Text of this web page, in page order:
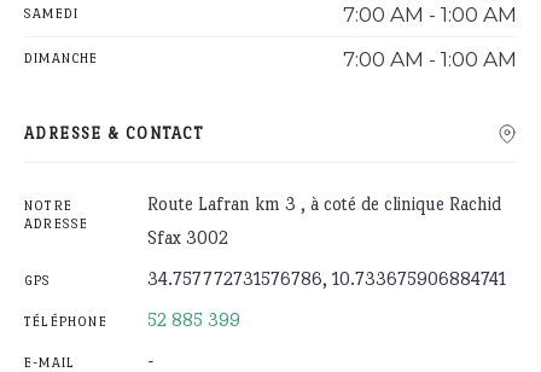
SAMEDI 7:00 AM - 1:00 AM
DIMANCHE 7:00 AM - 1:00 AM
ADRESSE & CONTACT
NOTRE
ADRESSE
Route Lafran km 3 , à coté de clinique Rachid
Sfax 3002
GPS 34.757772731576786, 10.733675906884741
TÉLÉPHONE 52 885 399
E-MAIL -